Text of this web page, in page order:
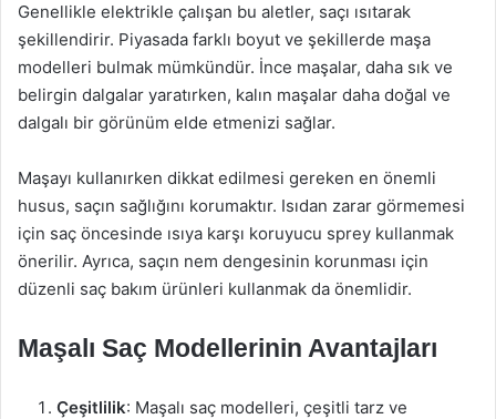
Genellikle elektrikle çalışan bu aletler, saçı ısıtarak
şekillendirir. Piyasada farklı boyut ve şekillerde maşa
modelleri bulmak mümkündür. İnce maşalar, daha sık ve
belirgin dalgalar yaratırken, kalın maşalar daha doğal ve
dalgalı bir görünüm elde etmenizi sağlar.
Maşayı kullanırken dikkat edilmesi gereken en önemli
husus, saçın sağlığını korumaktır. Isıdan zarar görmemesi
için saç öncesinde ısıya karşı koruyucu sprey kullanmak
önerilir. Ayrıca, saçın nem dengesinin korunması için
düzenli saç bakım ürünleri kullanmak da önemlidir.
Maşalı Saç Modellerinin Avantajları
Çeşitlilik: Maşalı saç modelleri, çeşitli tarz ve